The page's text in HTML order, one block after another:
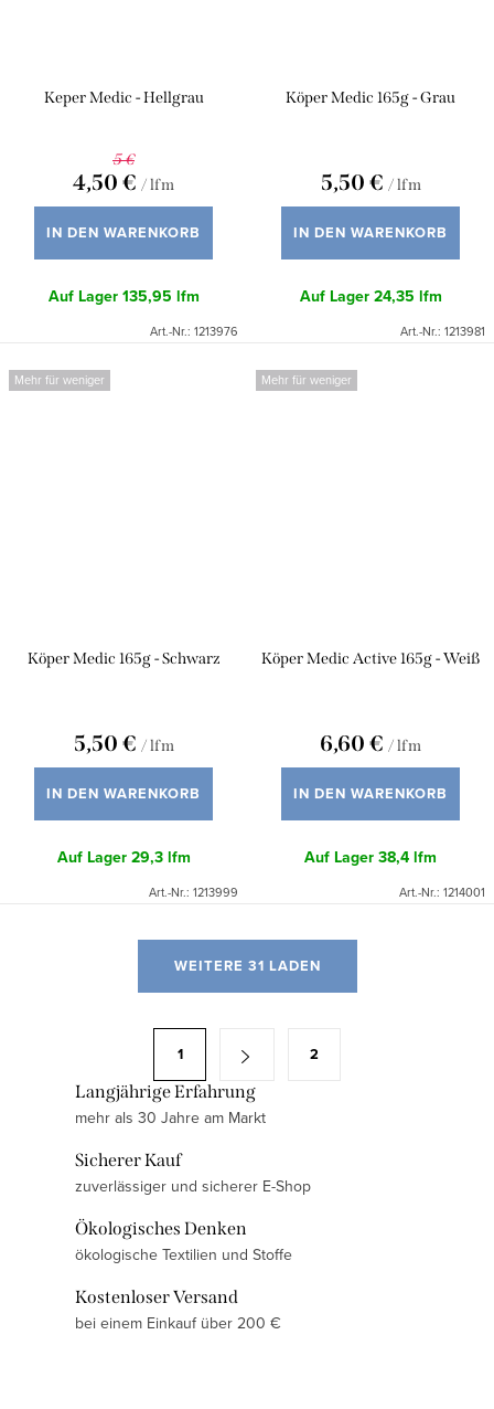
Keper Medic - Hellgrau
5 €
4,50 € / lfm
IN DEN WARENKORB
Auf Lager135,95 lfm
Art.-Nr.: 1213976
Köper Medic 165g - Grau
5,50 € / lfm
IN DEN WARENKORB
Auf Lager24,35 lfm
Art.-Nr.: 1213981
Mehr für weniger
Köper Medic 165g - Schwarz
5,50 € / lfm
IN DEN WARENKORB
Auf Lager29,3 lfm
Art.-Nr.: 1213999
Mehr für weniger
Köper Medic Active 165g - Weiß
6,60 € / lfm
IN DEN WARENKORB
Auf Lager38,4 lfm
Art.-Nr.: 1214001
WEITERE 31 LADEN
1
2
Langjährige Erfahrung
mehr als 30 Jahre am Markt
Sicherer Kauf
zuverlässiger und sicherer E-Shop
Ökologisches Denken
ökologische Textilien und Stoffe
Kostenloser Versand
bei einem Einkauf über 200 €